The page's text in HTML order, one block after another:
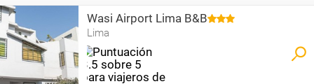
Wasi Airport Lima B&B
Lima